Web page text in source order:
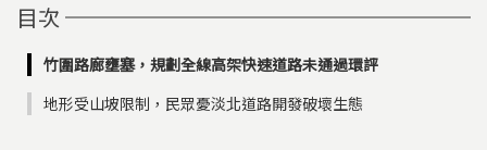
目次
竹圍路廊壅塞，規劃全線高架快速道路未通過環評
地形受山坡限制，民眾憂淡北道路開發破壞生態